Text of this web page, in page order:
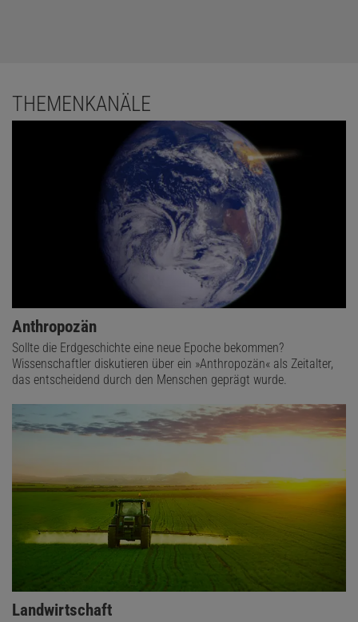
THEMENKANÄLE
Anthropozän
Sollte die Erdgeschichte eine neue Epoche bekommen?
Wissenschaftler diskutieren über ein »Anthropozän« als Zeitalter,
das entscheidend durch den Menschen geprägt wurde.
Landwirtschaft